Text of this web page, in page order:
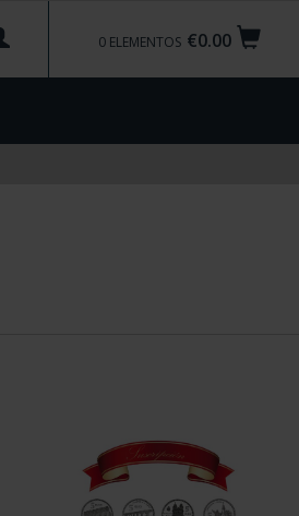
€0.00
0 ELEMENTOS